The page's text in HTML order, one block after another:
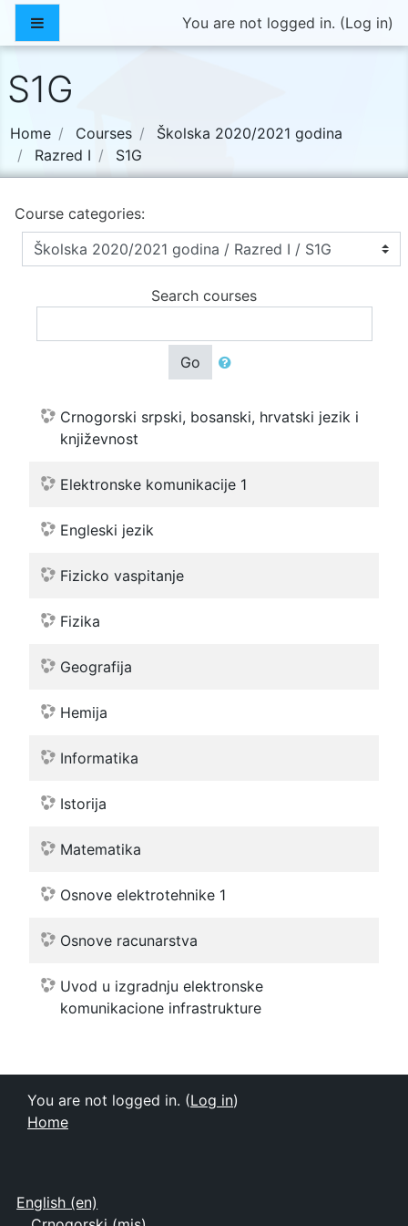
Skip to main content
You are not logged in. (Log in)
S1G
Home Courses
Školska 2020/2021 godina
Razred I
S1G
Course categories:
Search courses
Go
Crnogorski srpski, bosanski, hrvatski jezik i
književnost
Elektronske komunikacije 1
Engleski jezik
Fizicko vaspitanje
Fizika
Geografija
Hemija
Informatika
Istorija
Matematika
Osnove elektrotehnike 1
Osnove racunarstva
Uvod u izgradnju elektronske
komunikacione infrastrukture
You are not logged in. (Log in)
Home
English ‎(en)‎